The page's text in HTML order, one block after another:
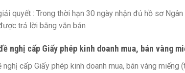
quyết : Trong thời hạn 30 ngày nhận đủ hồ sơ
trả lời bằng văn bản
nghị cấp Giấy phép kinh doanh mua, bán vàng
nghị cấp Giấy phép kinh doanh mua, bán vàng miếng